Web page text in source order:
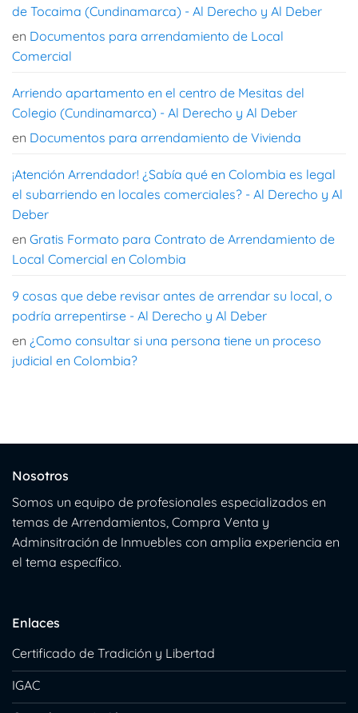
de Tocaima (Cundinamarca) - Al Derecho y Al Deber
en Documentos para arrendamiento de Local
Comercial
Arriendo apartamento en el centro de Mesitas del
Colegio (Cundinamarca) - Al Derecho y Al Deber
en Documentos para arrendamiento de Vivienda
¡Atención Arrendador! ¿Sabía qué en Colombia es legal
el subarriendo en locales comerciales? - Al Derecho y Al
Deber
en Gratis Formato para Contrato de Arrendamiento de
Local Comercial en Colombia
9 cosas que debe revisar antes de arrendar su local, o
podría arrepentirse - Al Derecho y Al Deber
en ¿Como consultar si una persona tiene un proceso
judicial en Colombia?
Nosotros
Somos un equipo de profesionales especializados en
temas de Arrendamientos, Compra Venta y
Adminsitración de Inmuebles con amplia experiencia en
el tema específico.
Enlaces
Certificado de Tradición y Libertad
IGAC